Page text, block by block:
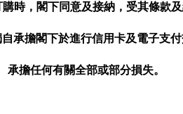
，閣下同意及接納，受其條款
承擔閣下於進行信用卡及電子支
承擔任何有關全部或部分損失。